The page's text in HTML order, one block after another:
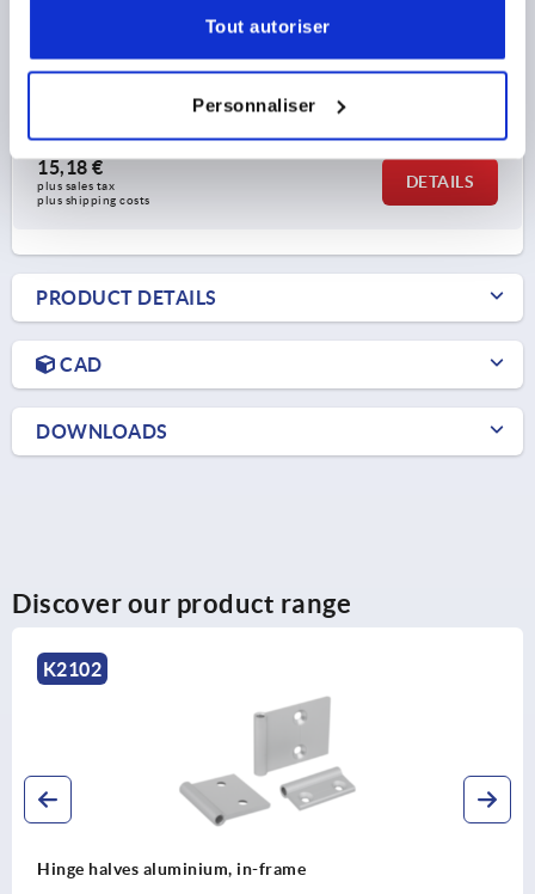
Tout autoriser
Personnaliser
D1=6,6
D2=8 H=19 H1=9,5 H2=4
K1347.067011619321
15,18 €
plus sales tax
plus shipping costs
DETAILS
PRODUCT DETAILS
CAD
DOWNLOADS
Discover our product range
K2102
halves aluminium, in-frame